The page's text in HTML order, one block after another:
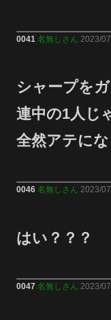
0041 名無しさん 2023/
シャープを
連中の1人じ
全然アテに
0046 名無しさん 2023/
はい？？？
0047 名無しさん 2023/